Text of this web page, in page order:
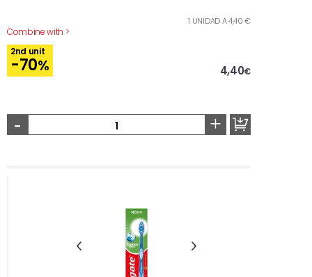
Combine with >
1 UNIDAD A 4,40 €
2nd unit
-70% 4,40€
- +